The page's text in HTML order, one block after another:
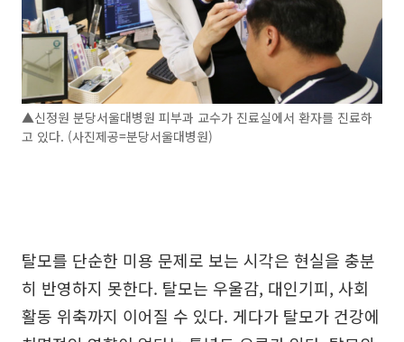
▲신정원 분당서울대병원 피부과 교수가 진료실에서 환자를 진료하
고 있다. (사진제공=분당서울대병원)
탈모를 단순한 미용 문제로 보는 시각은 현실을 충분
히 반영하지 못한다. 탈모는 우울감, 대인기피, 사회
활동 위축까지 이어질 수 있다. 게다가 탈모가 건강에